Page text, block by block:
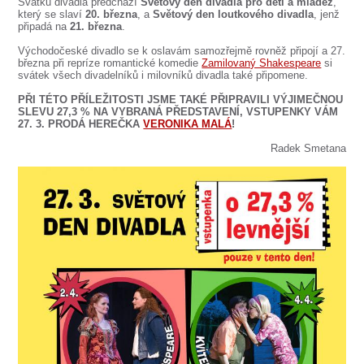
který se slaví20. března, aSvětový den loutkového divadla, jenž
připadá na21. března.
Východočeské divadlo se k oslavám samozřejmě rovněž připojí a 27.
března při repríze romantické komedieZamilovaný Shakespeare si
svátek všech divadelníků i milovníků divadla také připomene.
PŘI TÉTO PŘÍLEŽITOSTI JSME TAKÉ PŘIPRAVILI VÝJIMEČNOU
SLEVU 27,3 % NA VYBRANÁ PŘEDSTAVENÍ, VSTUPENKY VÁM
27. 3. PRODÁ HEREČKAVERONIKA MALÁ!
Radek Smetana